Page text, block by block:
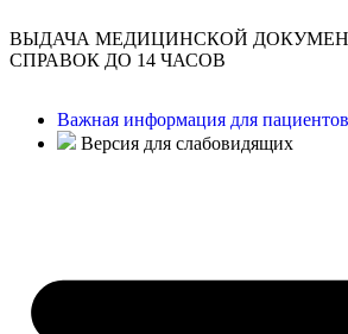
ВЫДАЧА МЕДИЦИНСКОЙ
СПРАВОК ДО 14 ЧАСОВ
Важная информация для
Версия для слабовидящих